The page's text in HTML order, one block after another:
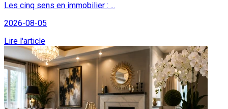
Les cinq sens en immobilier : ...
2026-08-05
Lire l'article